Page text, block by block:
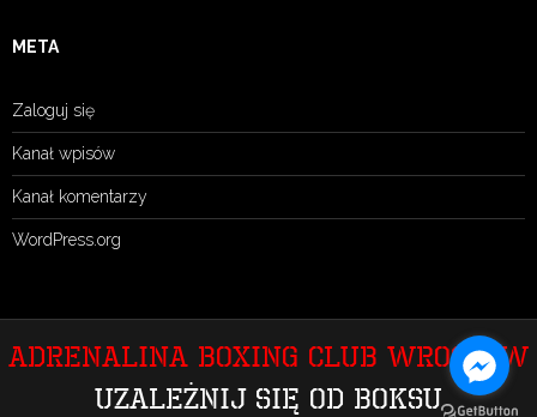
META
Zaloguj się
Kanał wpisów
Kanał komentarzy
WordPress.org
Adrenalina Boxing Club Wrocław
Uzależnij się od boksu